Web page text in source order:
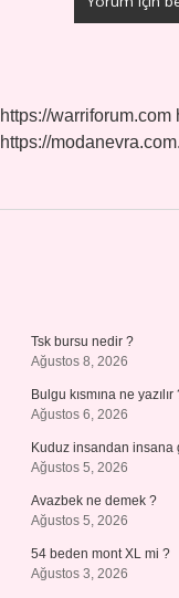
https://warriforum.com
https://
Tsk bursu nedir ?
Ağustos 8, 2026
Bulgu kısmına ne yazılır
Ağustos 6, 2026
Kuduz insandan insana
Ağustos 5, 2026
Avazbek ne demek ?
Ağustos 5, 2026
54 beden mont XL mi ?
Ağustos 3, 2026